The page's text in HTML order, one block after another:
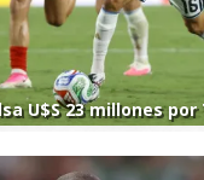
U$S 23 millones